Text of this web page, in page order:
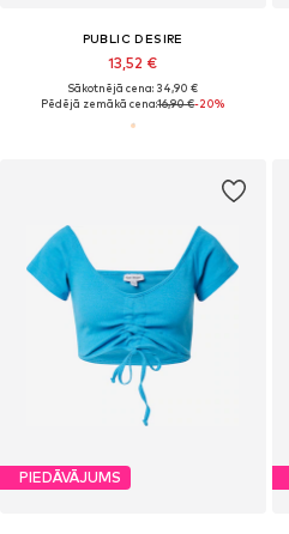
PUBLIC DESIRE
13,52 €
Sākotnējā cena: 34,90 €
Pēdējā zemākā cena:16,90 €-20%
PIEDĀVĀJUMS